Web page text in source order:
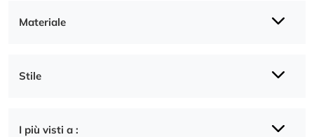
Materiale
Stile
I più visti a :